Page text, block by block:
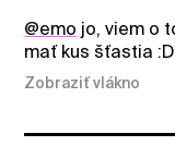
@emo jo, viem o
mať kus šťastia
Zobraziť vlákno